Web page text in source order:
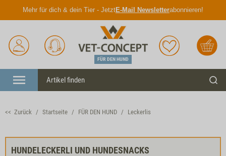
Mehr für dich & dein Tier - JetztE-Mail Newsletterabonnieren!
Anmelden
Unser
Service
FÜR DEN HUND
Merkliste Warenkorb
Menü
<< Zurück Startseite FÜR DEN HUND Leckerlis
HUNDELECKERLI UND HUNDESNACKS